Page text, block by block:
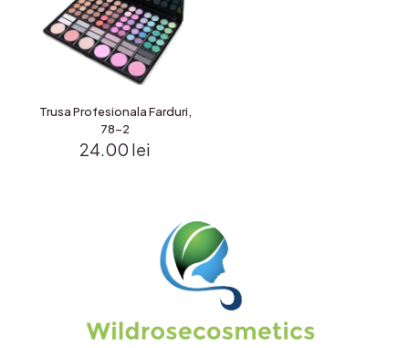
Trusa Profesionala Farduri,
78-2
24.00 lei